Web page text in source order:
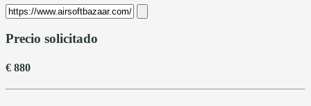
Precio solicitado
€ 880